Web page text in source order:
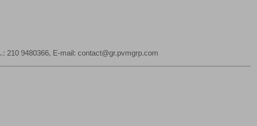
210 9480366, E-mail: contact@gr.pvmgrp.com